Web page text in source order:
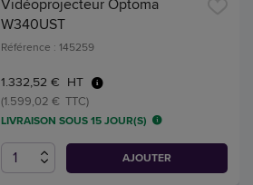
W340UST
Référence : 145259
1.332,52 € HT
(1.599,02 € TTC)
LIVRAISON SOUS 15 JOUR(S)
AJOUTER